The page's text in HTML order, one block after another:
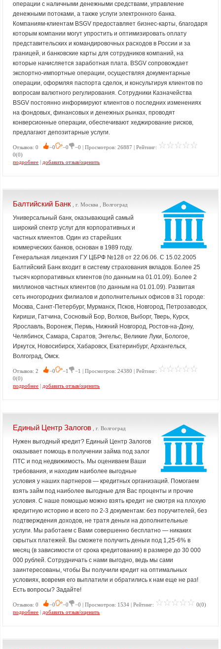
операции с наличными денежными средствами, управление
денежными потоками, а также услуги электронного банка.
Компаниям-клиентам BSGV предоставляет бизнес-карты, благодаря
которым компании могут упростить и оптимизировать оплату
представительских и командировочных расходов в России и за
границей, и банковские карты для сотрудников компаний, на
которые начисляется заработная плата. BSGV сопровождает
экспортно-импортные операции, осуществляя документарные
операции, оформляя паспорта сделок, и консультируя клиентов по
вопросам валютного регулирования. Сотрудники Казначейства
BSGV постоянно информируют клиентов о последних изменениях
на фондовых, финансовых и денежных рынках, проводят
конверсионные операции, обеспечивают хеджирование рисков,
предлагают депозитарные услуги.
Отзывов: 0 −0 −0
−0 | Просмотров: 26887 | Рейтинг:
0(0)
подробнее | добавить отзыв/оценить
Балтийский Банк , г. Москва , Волгоград
Универсальный банк, оказывающий самый
широкий спектр услуг для корпоративных и
частных клиентов. Один из старейших
коммерческих банков, основан в 1989 году.
Генеральная лицензия ГУ ЦБРФ №128 от 22.06.06. С 15.02.2005
Балтийский Банк входит в систему страхования вкладов. Более 25
тысяч корпоративных клиентов (по данным на 01.01.09). Более 2
миллионов частных клиентов (по данным на 01.01.09). Развитая
сеть иногородних филиалов и дополнительных офисов в 31 городе:
Москва, Санкт-Петербург, Мурманск, Псков, Новгород, Петрозаводск,
Кириши, Гатчина, Сосновый Бор, Волхов, Выборг, Тверь, Курск,
Ярославль, Воронеж, Пермь, Нижний Новгород, Ростов-на-Дону,
Челябинск, Самара, Саратов, Энгельс, Великие Луки, Бологое,
Иркутск, Новосибирск, Хабаровск, Екатеринбург, Архангельск,
Волгоград, Омск.
Отзывов: 2 −0 −1
−1 | Просмотров: 24380 | Рейтинг:
0(0)
подробнее | добавить отзыв/оценить
Единый Центр Залогов , г. Волгоград
Нужен выгодный кредит? Единый Центр Залогов
оказывает помощь в получении займа под залог
ПТС и под недвижимость. Мы оцениваем Ваши
требования, и находим наиболее выгодные
условия у наших партнеров — кредитных организаций. Помогаем
взять займ под наиболее выгодные для Вас проценты и прочие
условия. С наше помощью можно взять кредит не смотря на плохую
кредитную историю и всего по 2-3 документам: без поручителей, без
подтверждения доходов, не тратя деньги на дополнительные
услуги. Мы работаем с Вами совершенно бесплатно — никаких
скрытых платежей. Вы сможете получить деньги под 1,25-6% в
месяц (в зависимости от срока кредитования) в размере до 30 000
000 рублей. Сотрудничать с нами выгодно, ведь мы сами
заинтересованы, чтобы Вы получили кредит на оптимальных
условиях, вовремя его выплатили и обратились к нам еще не раз!
Есть вопросы? Задайте!
Отзывов: 0 −0 −0 −0 | Просмотров: 1534 | Рейтинг:
0(0)
подробнее | добавить отзыв/оценить